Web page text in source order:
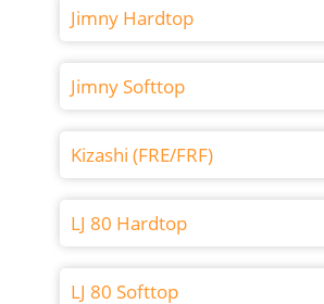
Jimny Hardtop
Jimny Softtop
Kizashi (FRE/FRF)
LJ 80 Hardtop
LJ 80 Softtop